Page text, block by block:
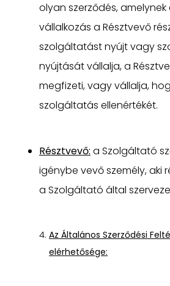
olyan szerződés,
vállalkozás a Résztvevő
szolgáltatást nyújt vagy
nyújtását vállalja, a
megfizeti, vagy vállalja,
szolgáltatás ellenértékét.
Résztvevő: a Szolgáltató
igénybe vevő személy, aki
a Szolgáltató által
Az Általános Szerződési
elérhetősége: